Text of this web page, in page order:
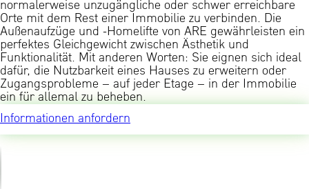
normalerweise unzugängliche oder schwer erreichbare
Orte mit dem Rest einer Immobilie zu verbinden. Die
Außenaufzüge und -Homelifte von ARE gewährleisten ein
perfektes Gleichgewicht zwischen Ästhetik und
Funktionalität. Mit anderen Worten: Sie eignen sich ideal
dafür, die Nutzbarkeit eines Hauses zu erweitern oder
Zugangsprobleme – auf jeder Etage – in der Immobilie
ein für allemal zu beheben.
Informationen anfordern